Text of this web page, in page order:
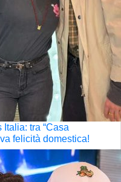
tra “Casa
felicità domestica!